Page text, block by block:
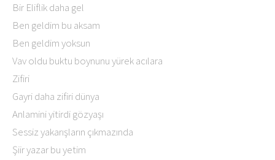
Bir Eliflik daha gel
Ben geldim bu aksam
Ben geldim yoksun
Vav oldu buktu boynunu yürek acılara
Zifiri
Gayri daha zifiri dünya
Anlamini yitirdi gözyaşı
Sessiz yakarışların çıkmazında
Şiir yazar bu yetim